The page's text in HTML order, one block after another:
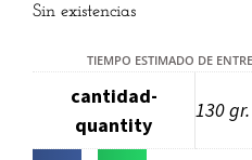
Sin existencias
TIEMPO ESTIMADO DE
cantidad-
quantity
130 gr.